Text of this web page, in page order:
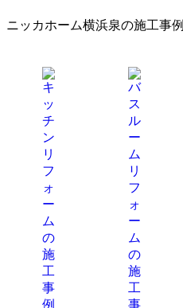
ニッカホーム横浜泉の施工事例